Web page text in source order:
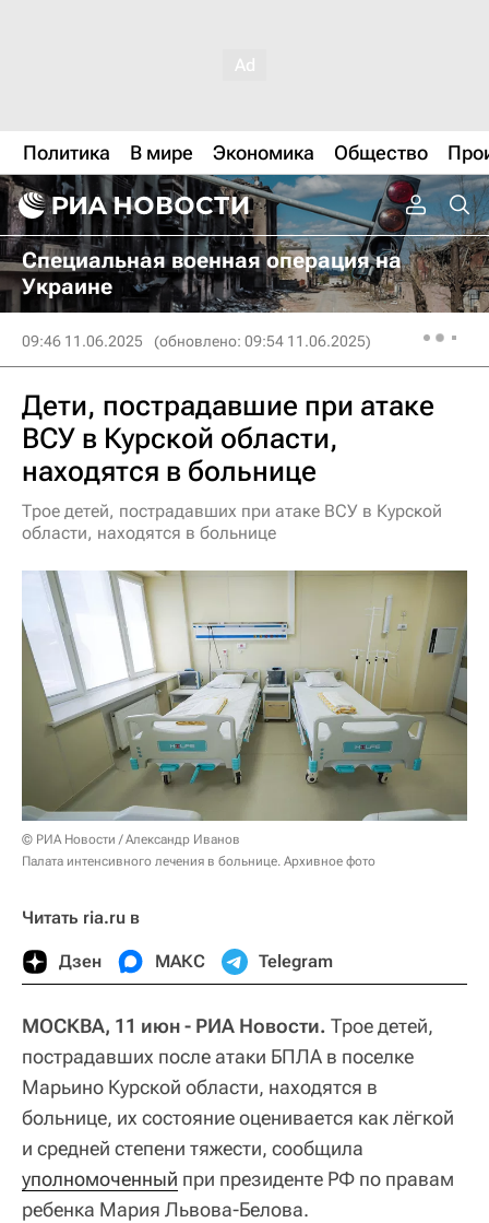
Политика В мире Экономика Общество
Специальная военная операция на
Украине
09:46 11.06.2025 (обновлено: 09:54 11.06.2025)
Дети, пострадавшие при атаке
ВСУ в Курской области,
находятся в больнице
Трое детей, пострадавших при атаке ВСУ в Курской
области, находятся в больнице
© РИА Новости / Александр Иванов
Палата интенсивного лечения в больнице. Архивное фото
Читать ria.ru в
Дзен МАКС Telegram
МОСКВА, 11 июн - РИА Новости. Трое детей,
пострадавших после атаки БПЛА в поселке
Марьино Курской области, находятся в
больнице, их состояние оценивается как лёгкой
и средней степени тяжести, сообщила
уполномоченный при президенте РФ по правам
ребенка Мария Львова-Белова.